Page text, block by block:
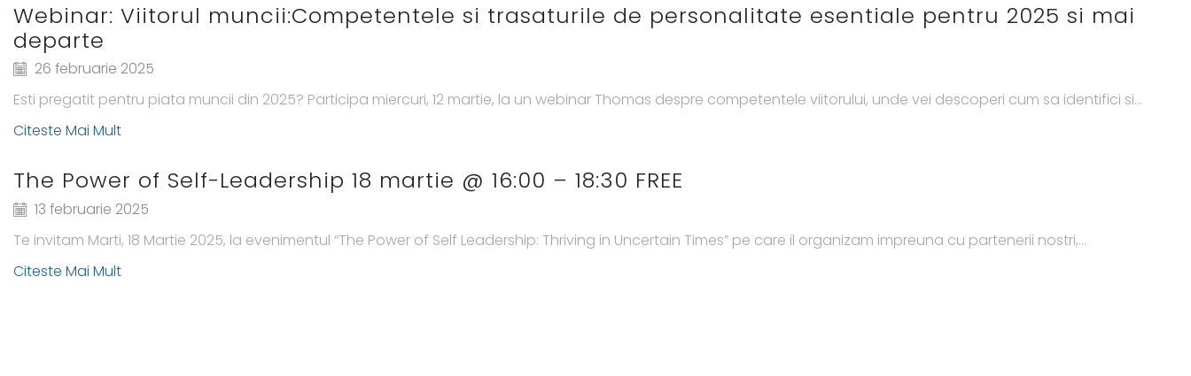
Webinar: Viitorul muncii:Competentele si trasaturile de personalitate esentiale pentru 2025 si mai
departe
26 februarie 2025
Esti pregatit pentru piata muncii din 2025? Participa miercuri, 12 martie, la un webinar Thomas despre competentele viitorului, unde vei descoperi cum sa identifici si...
Citeste Mai Mult
The Power of Self-Leadership 18 martie @ 16:00 – 18:30 FREE
13 februarie 2025
Te invitam Marti, 18 Martie 2025, la evenimentul “The Power of Self Leadership: Thriving in Uncertain Times” pe care il organizam impreuna cu partenerii nostri,...
Citeste Mai Mult